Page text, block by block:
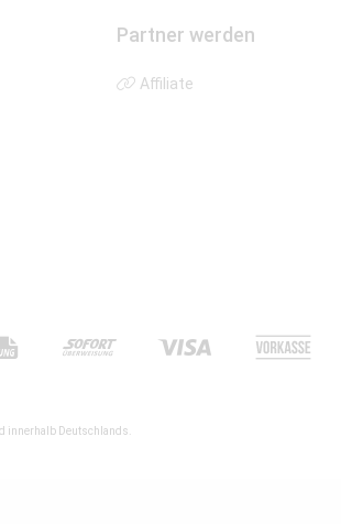
Partner werden
Affiliate
innerhalb Deutschlands.